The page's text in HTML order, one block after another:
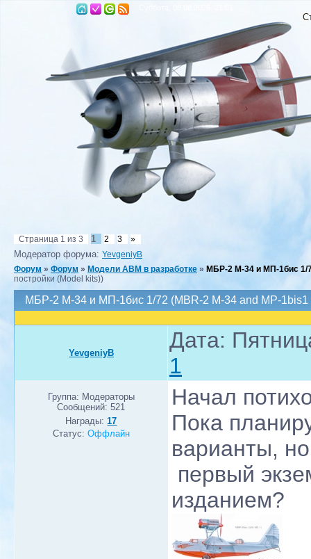
Страница 1 из 3 1 2 3 »
Модератор форума: YevgeniyB
Форум » Форум » Модели ABM в разработке » МБР-2 М-34 и МП-1бис 1/
постройки (Model kits))
МБР-2 М-34 и МП-1бис 1/72 (MBR-2 M-34 and MP-1bis1
YevgeniyB
Дата:
1
Группа: Модераторы
Сообщений:521
Награды:17
Статус: Оффлайн
Начал
Пока
варианты,
первый
изданием?